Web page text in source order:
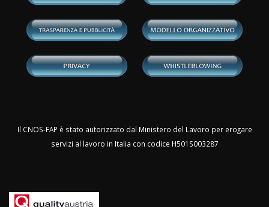
Il CNOS-FAP è stato autorizzato dal Ministero del Lavoro per erogare
servizi al lavoro in Italia con codice H501S003287